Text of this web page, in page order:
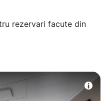
rezervari facute din